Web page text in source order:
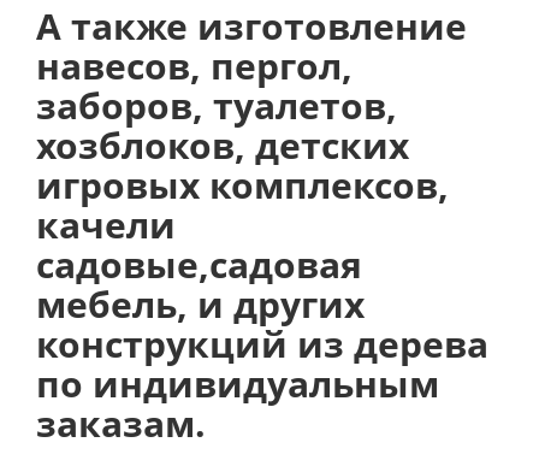
А также изготовление
навесов, пергол,
заборов, туалетов,
хозблоков, детских
игровых комплексов,
качели
садовые,садовая
мебель, и других
конструкций из дерева
по индивидуальным
заказам.